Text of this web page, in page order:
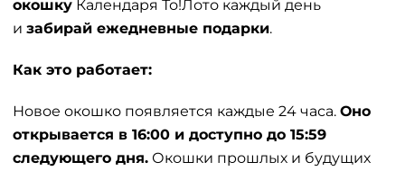
окошку Календаря То!Лото каждый день
и забирай ежедневные подарки.
Как это работает:
Новое окошко появляется каждые 24 часа. Оно
открывается в 16:00 и доступно до 15:59
следующего дня. Окошки прошлых и будущих